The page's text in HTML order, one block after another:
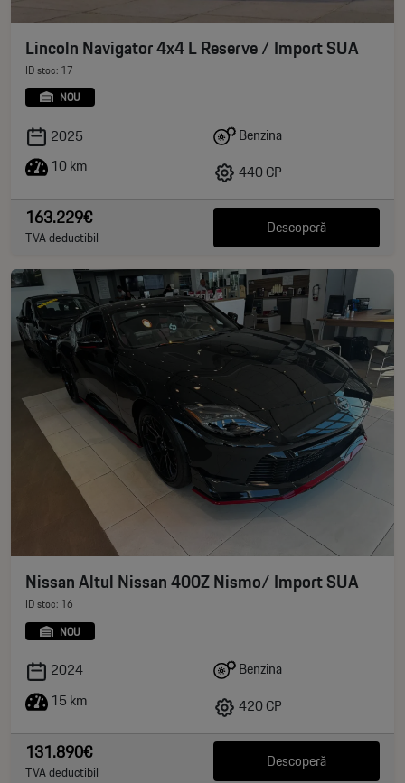
Lincoln Navigator 4x4 L Reserve / Import SUA
ID stoc: 17
NOU
2025
10 km
Benzina
440 CP
163.229€
TVA deductibil Descoperă
Nissan Altul Nissan 400Z Nismo/ Import SUA
ID stoc: 16
NOU
2024
15 km
Benzina
420 CP
131.890€
TVA deductibil Descoperă